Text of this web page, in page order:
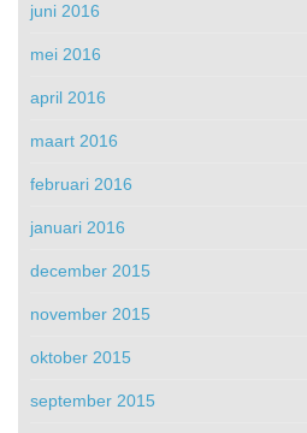
juni 2016
mei 2016
april 2016
maart 2016
februari 2016
januari 2016
december 2015
november 2015
oktober 2015
september 2015